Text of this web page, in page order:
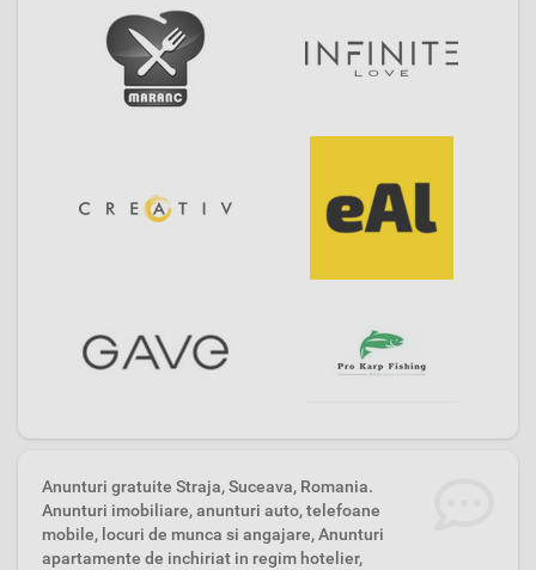
Anunturi gratuite Straja, Suceava, Romania.
Anunturi imobiliare, anunturi auto, telefoane
mobile, locuri de munca si angajare, Anunturi
apartamente de inchiriat in regim hotelier,